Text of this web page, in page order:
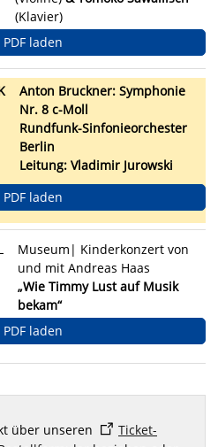
(Klavier)
PDF laden
Anton Bruckner: Symphonie
Nr. 8 c-Moll
Rundfunk-Sinfonieorchester
Berlin
Leitung: Vladimir Jurowski
PDF laden
Museum| Kinderkonzert von
und mit Andreas Haas
„Wie Timmy Lust auf Musik
bekam“
PDF laden
über unseren
Ticket-